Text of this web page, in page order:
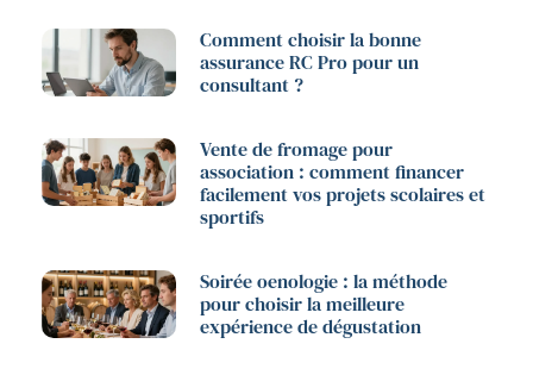
Comment choisir la bonne
assurance RC Pro pour un
consultant ?
Vente de fromage pour
association : comment financer
facilement vos projets scolaires et
sportifs
Soirée oenologie : la méthode
pour choisir la meilleure
expérience de dégustation